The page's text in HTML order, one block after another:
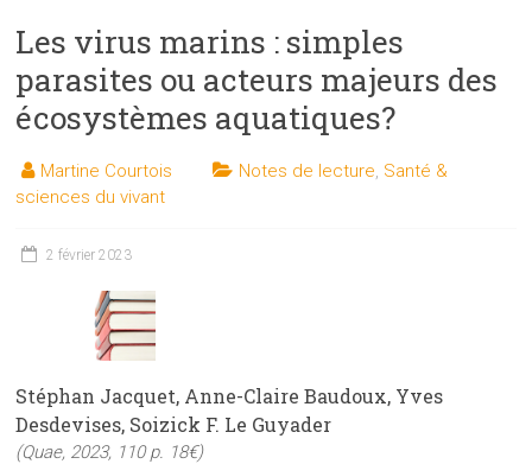
Les virus marins : simples
parasites ou acteurs majeurs des
écosystèmes aquatiques?
Martine Courtois Notes de lecture, Santé &
sciences du vivant
2 février 2023
Stéphan Jacquet, Anne-Claire Baudoux, Yves
Desdevises, Soizick F. Le Guyader
(Quae, 2023, 110 p. 18€)